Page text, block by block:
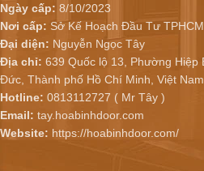
Ngày cấp: 8/10/2023
Nơi cấp: Sở Kế Hoạch Đầu Tư TPHCM
Đại diện: Nguyễn Ngọc Tây
Địa chỉ: 639 Quốc lộ 13, Phường
Đức, Thành phố Hồ Chí Minh, Việt Nam
Hotline: 0813112727 ( Mr Tây )
Email: tay.hoabinhdoor.com
Website: https://hoabinhdoor.com/